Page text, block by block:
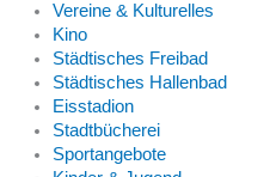
Vereine & Kulturelles
Kino
Städtisches Freibad
Städtisches Hallenbad
Eisstadion
Stadtbücherei
Sportangebote